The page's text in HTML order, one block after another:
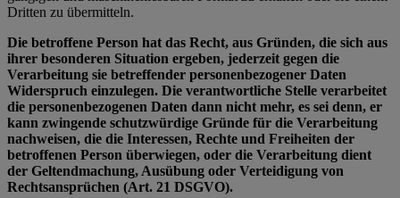
Dritten zu übermitteln.
Die betroffene Person hat das Recht, aus Gründen, die sich aus
ihrer besonderen Situation ergeben, jederzeit gegen die
Verarbeitung sie betreffender personenbezogener Daten
Widerspruch einzulegen. Die verantwortliche Stelle verarbeitet
die personenbezogenen Daten dann nicht mehr, es sei denn, er
kann zwingende schutzwürdige Gründe für die Verarbeitung
nachweisen, die die Interessen, Rechte und Freiheiten der
betroffenen Person überwiegen, oder die Verarbeitung dient
der Geltendmachung, Ausübung oder Verteidigung von
Rechtsansprüchen (Art. 21 DSGVO).